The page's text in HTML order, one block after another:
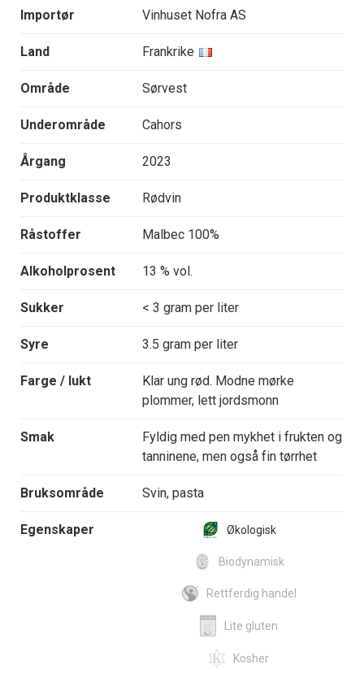
Importør Vinhuset Nofra AS
Land Frankrike
Område Sørvest
Underområde Cahors
Årgang 2023
Produktklasse Rødvin
Råstoffer Malbec 100%
Alkoholprosent 13 % vol.
Sukker < 3 gram per liter
Syre 3.5 gram per liter
Farge / lukt
Klar ung rød. Modne mørke
plommer, lett jordsmonn
Smak
Fyldig med pen mykhet i frukten og
tanninene, men også fin tørrhet
Bruksområde Svin, pasta
Egenskaper Økologisk
Biodynamisk
Rettferdig handel
Lite gluten
Kosher